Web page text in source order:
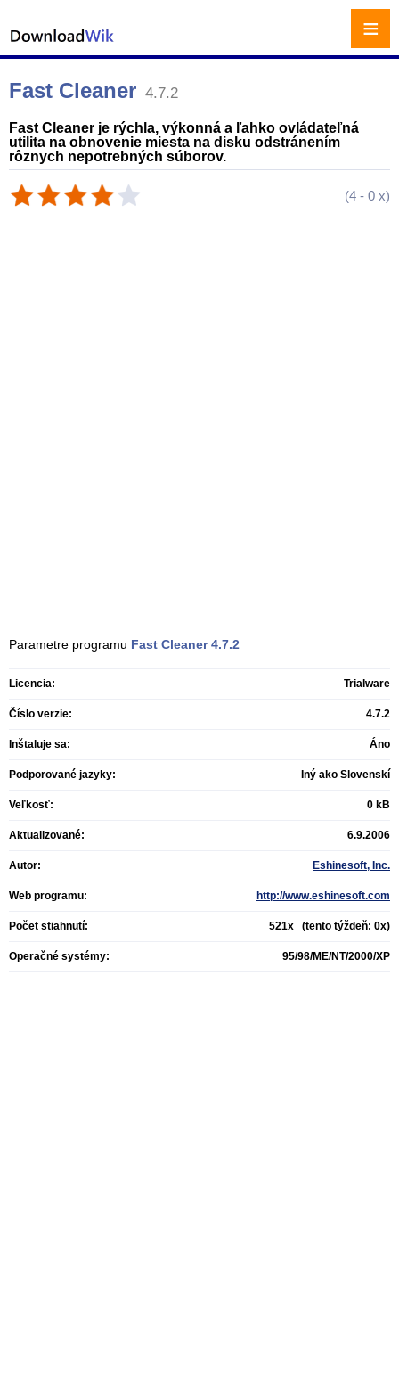
Fast Cleaner 4.7.2
Fast Cleaner je rýchla, výkonná a ľahko ovládateľná
utilita na obnovenie miesta na disku odstránením
rôznych nepotrebných súborov.
(4 - 0 x)
Parametre programu Fast Cleaner 4.7.2
Licencia: Trialware
Číslo verzie: 4.7.2
Inštaluje sa: Áno
Podporované jazyky: Iný ako Slovenskí
Veľkosť: 0 kB
Aktualizované: 6.9.2006
Autor: Eshinesoft, Inc.
Web programu: http://www.eshinesoft.com
Počet stiahnutí: 521x (tento týždeň: 0x)
Operačné systémy: 95/98/ME/NT/2000/XP
≡